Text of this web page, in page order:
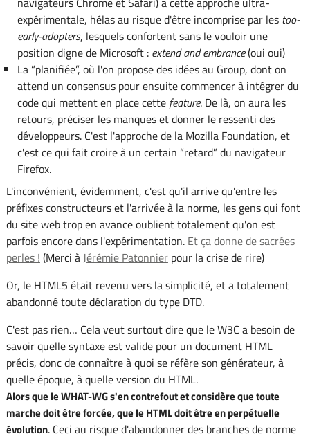
expérimentale, hélas au risque d'être incomprise par les too-
early-adopters, lesquels confortent sans le vouloir une
position digne de Microsoft : extend and embrance(oui oui)
La “planifiée”, où l'on propose des idées au Group, dont on
attend un consensus pour ensuite commencer à intégrer du
code qui mettent en place cette feature. De là, on aura les
retours, préciser les manques et donner le ressenti des
développeurs. C'est l'approche de la Mozilla Foundation, et
c'est ce qui fait croire à un certain “retard” du navigateur
Firefox.
L'inconvénient, évidemment, c'est qu'il arrive qu'entre les
préfixes constructeurs et l'arrivée à la norme, les gens qui font
du site web trop en avance oublient totalement qu'on est
parfois encore dans l'expérimentation. Et ça donne de sacrées
perles ! (Merci àJérémie Patonnierpour la crise de rire)
Or, le HTML5 était revenu vers la simplicité, et a totalement
abandonné toute déclaration du type DTD.
C'est pas rien… Cela veut surtout dire que le W3C a besoin de
savoir quelle syntaxe est valide pour un document HTML
précis, donc de connaître à quoi se réfère son générateur, à
quelle époque, à quelle version du HTML.
Alors que le WHAT-WG s'en contrefout et considère que toute
marche doit être forcée, que le HTML doit être en perpétuelle
évolution. Ceci au risque d'abandonner des branches de norme